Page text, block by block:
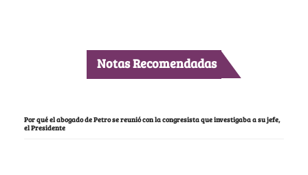
Notas Recomendadas
Por qué el abogado de Petro se reunió con la congresista que investigaba a su jefe,
el Presidente